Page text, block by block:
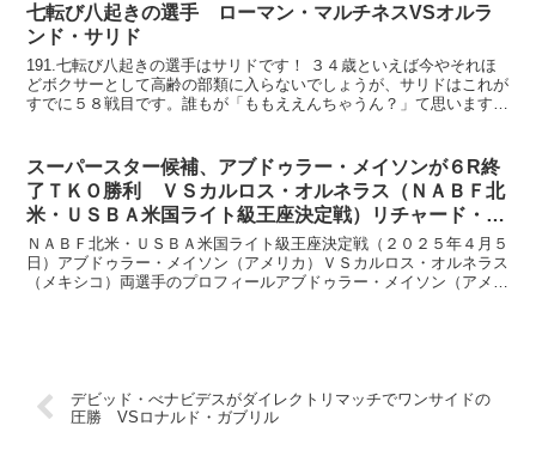
七転び八起きの選手 ローマン・マルチネスVSオルラ
ンド・サリド
191.七転び八起きの選手はサリドです！ ３４歳といえば今やそれほ
どボクサーとして高齢の部類に入らないでしょうが、サリドはこれが
すでに５８戦目です。誰もが「ももええんちゃうん？」て思いますよ
スーパースター候補、アブドゥラー・メイソンが６R終
了ＴＫＯ勝利 ＶＳカルロス・オルネラス（ＮＡＢＦ北
米・ＵＳＢＡ米国ライト級王座決定戦）リチャード・ト
ーレスは消耗戦を制す
ＮＡＢＦ北米・ＵＳＢＡ米国ライト級王座決定戦（２０２５年４月５
日）アブドゥラー・メイソン（アメリカ）ＶＳカルロス・オルネラス
（メキシコ）両選手のプロフィールアブドゥラー・メイソン（アメリ
デビッド・べナビデスがダイレクトリマッチでワンサイドの
圧勝 VSロナルド・ガブリル